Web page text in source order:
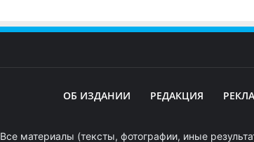
ОБ ИЗДАНИИ РЕДАКЦИЯ
Все материалы (тексты, фотографии, иные